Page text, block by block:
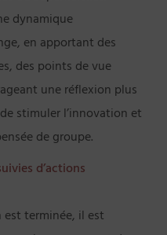
dynamique
en apportant des
des points de vue
une réflexion plus
stimuler l’innovation et
de groupe.
d’actions
terminée, il est